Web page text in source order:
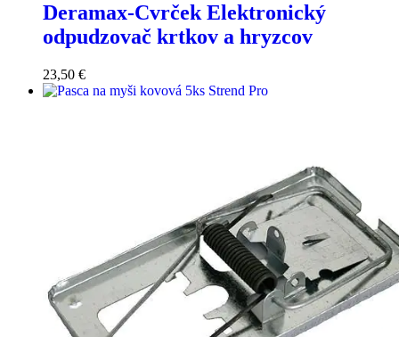
Deramax-Cvrček Elektronický
odpudzovač krtkov a hryzcov
23,50 €